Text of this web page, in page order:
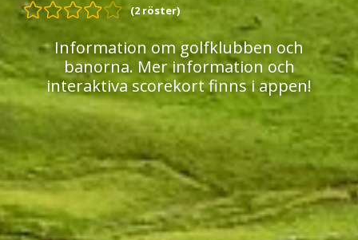
(2 röster)
Information om golfklubben och
banorna. Mer information och
interaktiva scorekort finns i appen!